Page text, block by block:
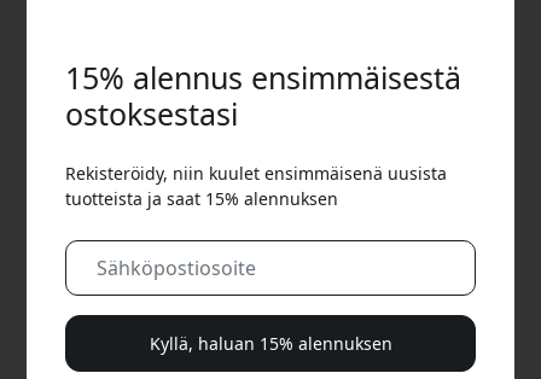
15% alennus ensimmäisestä
ostoksestasi
Rekisteröidy, niin kuulet ensimmäisenä uusista
tuotteista ja saat 15% alennuksen
Kyllä, haluan 15% alennuksen
Käytä tätä koodia kassalla saadaksesi 15%
alennuksen.